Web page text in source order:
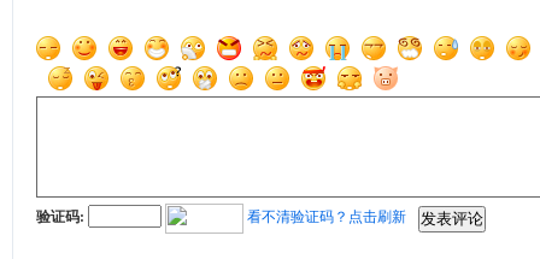
验证码: 看不清验证码？点击刷新